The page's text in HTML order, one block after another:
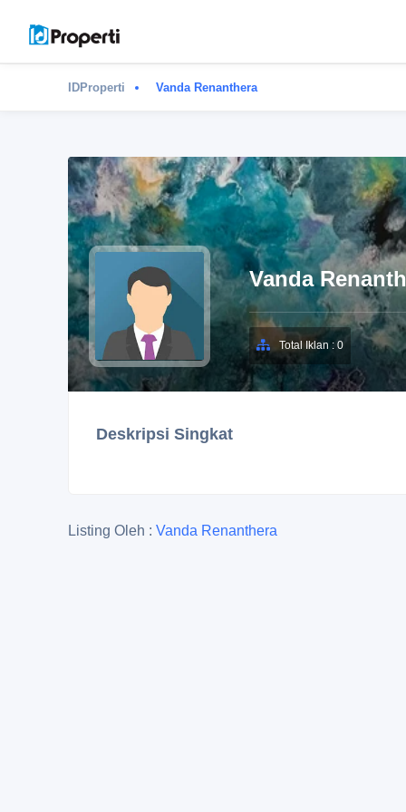
IDProperti Vanda Renanthera
Vanda
Total Iklan : 0
Deskripsi Singkat
Listing Oleh : Vanda Renanthera